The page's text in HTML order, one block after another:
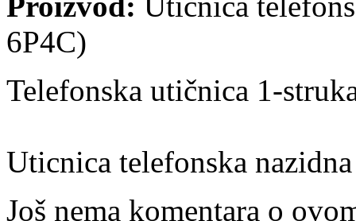
6P4C)
Telefonska utičnica 1-
Uticnica telefonska
Još nema komentara o